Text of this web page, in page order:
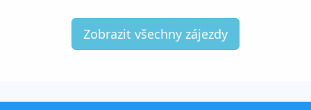
Zobrazit všechny zájezdy